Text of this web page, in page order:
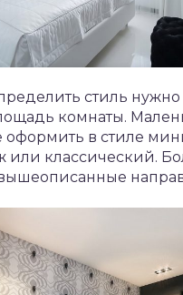
стиль нужно
комнаты.
оформить в стиле
или классический.